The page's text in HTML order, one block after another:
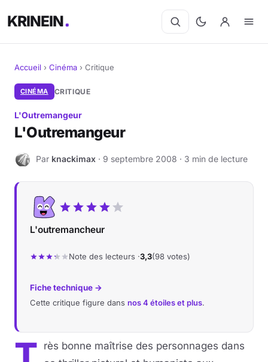
KRINEIN
Cinéma
Séries
Livres
Jeux vidéo
Musique
Sortir
Sciences & Tech
Accueil › Cinéma › Critique
CINÉMA CRITIQUE
L'Outremangeur
L'Outremangeur
K Par knackimax · 9 septembre 2008 · 3 min de lecture
L'outremancheur
Note des lecteurs ·3,3(98 votes)
Fiche technique →
Cette critique figure dans nos 4 étoiles et plus.
rès bonne maîtrise des personnages dans